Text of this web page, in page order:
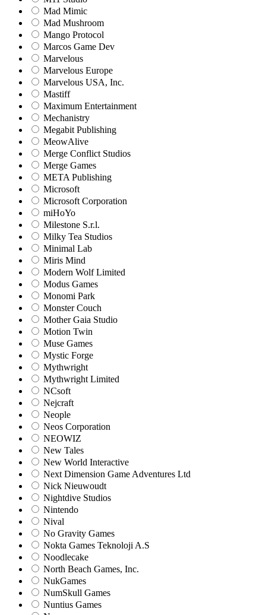
Mad Mimic
Mad Mushroom
Mango Protocol
Marcos Game Dev
Marvelous
Marvelous Europe
Marvelous USA, Inc.
Mastiff
Maximum Entertainment
Mechanistry
Megabit Publishing
MeowAlive
Merge Conflict Studios
Merge Games
META Publishing
Microsoft
Microsoft Corporation‬
miHoYo
Milestone S.r.l.
Milky Tea Studios
Minimal Lab
Miris Mind
Modern Wolf Limited
Modus Games
Monomi Park
Monster Couch
Mother Gaia Studio
Motion Twin
Muse Games
Mystic Forge
Mythwright
Mythwright Limited
NCsoft
Nejcraft
Neople
Neos Corporation
NEOWIZ
New Tales
New World Interactive
Next Dimension Game Adventures Ltd
Nick Nieuwoudt
Nightdive Studios
Nintendo
Nival
No Gravity Games
Nokta Games Teknoloji A.S
Noodlecake
North Beach Games, Inc.
NukGames
NumSkull Games
Nuntius Games